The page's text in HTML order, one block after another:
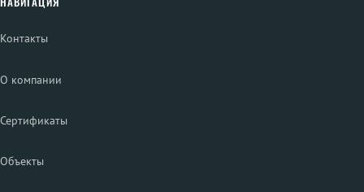
Контакты
О компании
Сертификаты
Объекты